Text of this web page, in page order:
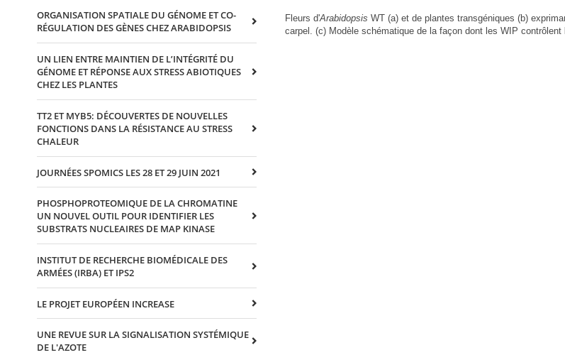
Fleurs d'Arabidopsis WT (a) et de plantes transgéniques (b)
carpel. (c) Modèle schématique de la façon dont les WIP contrôlent
ORGANISATION SPATIALE DU GÉNOME ET CO-
RÉGULATION DES GÈNES CHEZ ARABIDOPSIS
UN LIEN ENTRE MAINTIEN DE L’INTÉGRITÉ DU
GÉNOME ET RÉPONSE AUX STRESS ABIOTIQUES
CHEZ LES PLANTES
TT2 ET MYB5: DÉCOUVERTES DE NOUVELLES
FONCTIONS DANS LA RÉSISTANCE AU STRESS
CHALEUR
JOURNÉES SPOMICS LES 28 ET 29 JUIN 2021
PHOSPHOPROTEOMIQUE DE LA CHROMATINE
UN NOUVEL OUTIL POUR IDENTIFIER LES
SUBSTRATS NUCLEAIRES DE MAP KINASE
INSTITUT DE RECHERCHE BIOMÉDICALE DES
ARMÉES (IRBA) ET IPS2
LE PROJET EUROPÉEN INCREASE
UNE REVUE SUR LA SIGNALISATION SYSTÉMIQUE
DE L'AZOTE